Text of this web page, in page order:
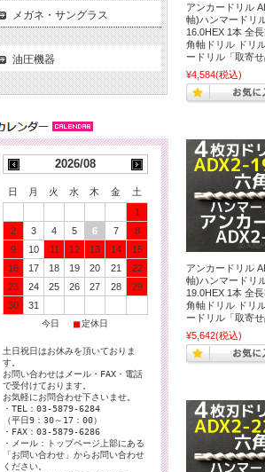
アンカードリル
軸)ハンマードリ
16.0HEX 1本 全
角軸ドリル ドリ
ードリル「取寄せ
¥4,584(税込)
アンカードリル
軸)ハンマードリ
19.0HEX 1本 全
角軸ドリル ドリ
ードリル「取寄せ
¥5,642(税込)
メガネ・サングラス
油圧機器
2026/08
日 月 火 水 木 金
土
1
2
3 4 5 6 7
8
9
10 11 12 13 14
15
16
17 18 19 20 21
22
23
24 25 26 27 28
29
30
31
今日 ■定休日
土日祝日はお休みを頂いておりま
す。
お問い合わせはメール・FAX・電話
で受付けております。
お気軽にお問合わせ下さいませ。
・TEL：03-5879-6284
（平日9：30～17：00）
・FAX：03-5879-6286
・メール：トップページ上部にある
「お問い合わせ」からお問い合わせ
ください。